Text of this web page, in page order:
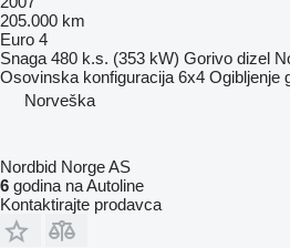
205.000 km
Euro 4
Snaga 480 k.s. (353 kW) Gorivo dizel
Osovinska konfiguracija 6x4 Ogibljenje
Norveška
Nordbid Norge AS
6 godina na Autoline
Kontaktirajte prodavca